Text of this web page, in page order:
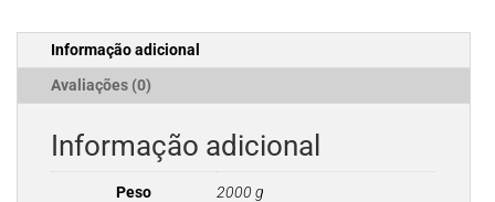
MC1
Informação adicional
Avaliações (0)
Informação adicional
Peso 2000 g